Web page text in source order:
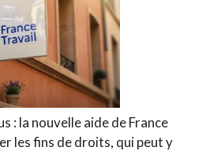
: la nouvelle aide de France
les fins de droits, qui peut y